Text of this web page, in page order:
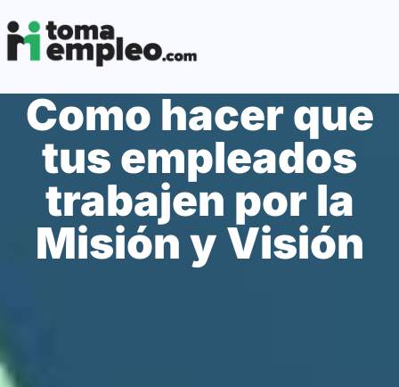
Como hacer que
tus empleados
trabajen por la
Misión y Visión